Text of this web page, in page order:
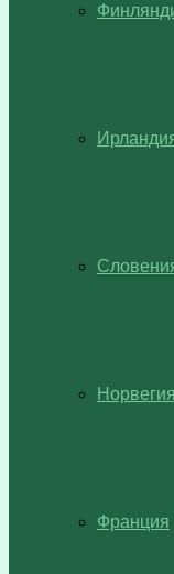
Норвегия
Франция